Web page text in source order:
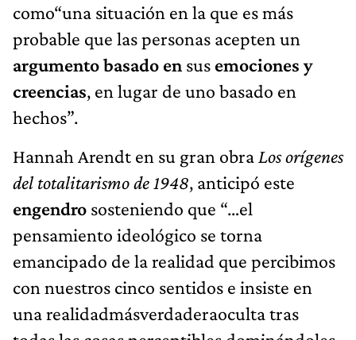
como“una situación en la que es más
probable que las personas acepten un
argumento basado en sus emociones y
creencias, en lugar de uno basado en
hechos”.
Hannah Arendt en su gran obra Los orígenes
del totalitarismo de 1948, anticipó este
engendro sosteniendo que “…el
pensamiento ideológico se torna
emancipado de la realidad que percibimos
con nuestros cinco sentidos e insiste en
una realidadmásverdaderaoculta tras